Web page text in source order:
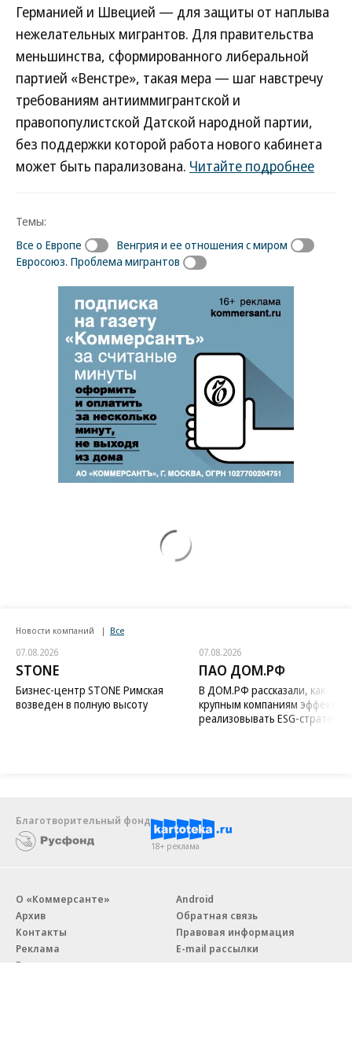
Германией и Швецией — для защиты от наплыва
нежелательных мигрантов. Для правительства
меньшинства, сформированного либеральной
партией «Венстре», такая мера — шаг навстречу
требованиям антииммигрантской и
правопопулистской Датской народной партии,
без поддержки которой работа нового кабинета
может быть парализована. Читайте подробнее
Темы:
Все о Европе
Венгрия и ее отношения с миром
Евросоюз. Проблема мигрантов
Новости компаний Все
07.08.2026
STONE
Бизнес-центр STONE Римская
возведен в полную высоту
07.08.2026
ПАО ДОМ.РФ
В ДОМ.РФ рассказали, как
крупным компаниям
реализовывать ESG-стратегию
Благотворительный фонд
18+ реклама
О «Коммерсанте»
Архив
Контакты
Реклама
Вакансии
Android
Обратная связь
Правовая информация
E-mail рассылки